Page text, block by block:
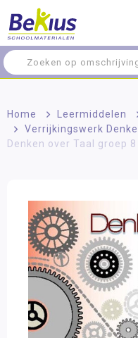
Home > Leermiddelen
>
Verrijkingswerk
Denken over Taal groep 8